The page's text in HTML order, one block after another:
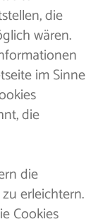
die
wären.
im Sinne
die
die
erleichtern.
Cookies